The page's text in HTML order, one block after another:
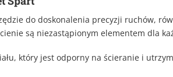
do doskonalenia precyzji ruchów,
są niezastąpionym elementem dla
który jest odporny na ścieranie i